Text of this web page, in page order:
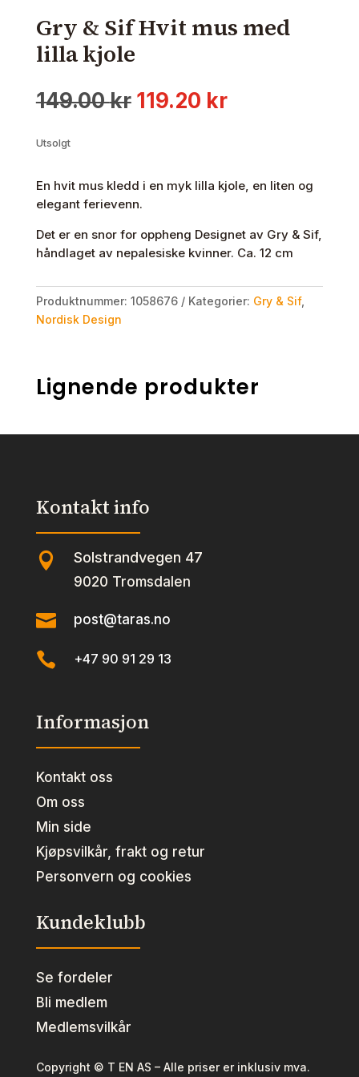
Gry & Sif Hvit mus med
lilla kjole
149.00kr Opprinnelig
119.20 krNåværende
Utsolgt
En hvit mus kledd i en myk lilla kjole, en liten og
elegant ferievenn.
Det er en snor for oppheng Designet av Gry & Sif,
håndlaget av nepalesiske kvinner. Ca. 12 cm
Produktnummer: 1058676 Kategorier: Gry & Sif,
Nordisk Design
Lignende produkter
Kontakt info
 Solstrandvegen 47
9020 Tromsdalen
 post@taras.no
 +47 90 91 29 13
Informasjon
Kontakt oss
Om oss
Min side
Kjøpsvilkår, frakt og retur
Personvern og cookies
Kundeklubb
Se fordeler
Bli medlem
Medlemsvilkår
Copyright © T EN AS – Alle priser er inklusiv mva.